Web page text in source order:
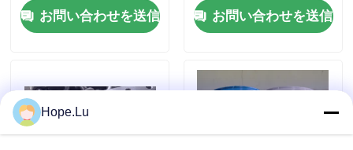
引金 を 求め て ください
屋外用エポキシ樹脂
お問い合わせを送信 お問い合わせを送信
Hope.Lu